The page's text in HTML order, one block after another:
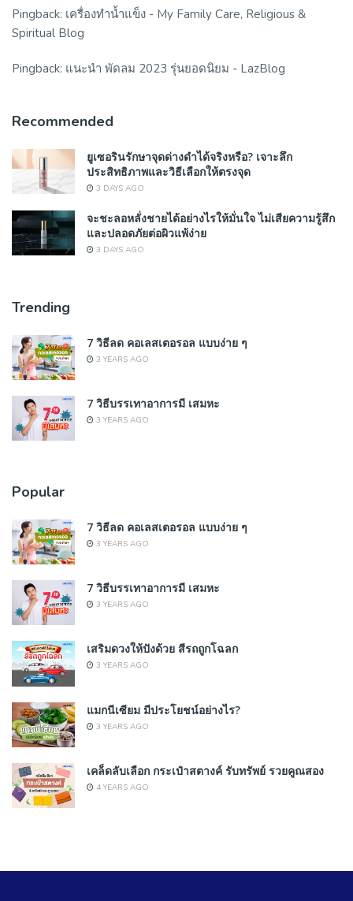
Pingback: เครื่องทำน้ำแข็ง - My Family Care, Religious &
Spiritual Blog
Pingback: แนะนำ พัดลม 2023 รุ่นยอดนิยม - LazBlog
Recommended
ยูเซอรินรักษาจุดด่างดำได้จริงหรือ? เจาะลึก
ประสิทธิภาพและวิธีเลือกให้ตรงจุด
3 DAYS AGO
จะชะลอหลั่งชายได้อย่างไรให้มั่นใจ ไม่เสียความรู้สึก
และปลอดภัยต่อผิวแพ้ง่าย
3 DAYS AGO
Trending
7 วิธีลด คอเลสเตอรอล แบบง่าย ๆ
3 YEARS AGO
7 วิธีบรรเทาอาการมี เสมหะ
3 YEARS AGO
Popular
7 วิธีลด คอเลสเตอรอล แบบง่าย ๆ
3 YEARS AGO
7 วิธีบรรเทาอาการมี เสมหะ
3 YEARS AGO
เสริมดวงให้ปังด้วย สีรถถูกโฉลก
3 YEARS AGO
แมกนีเซียม มีประโยชน์อย่างไร?
3 YEARS AGO
เคล็ดลับเลือก กระเป๋าสตางค์ รับทรัพย์ รวยคูณสอง
4 YEARS AGO